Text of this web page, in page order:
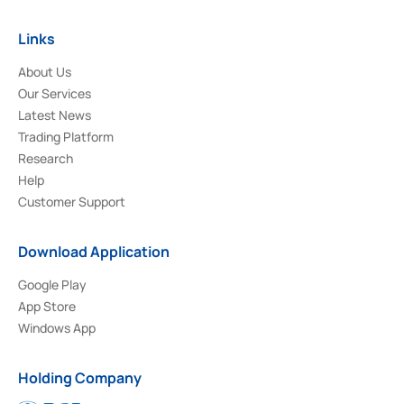
Links
About Us
Our Services
Latest News
Trading Platform
Research
Help
Customer Support
Download Application
Google Play
App Store
Windows App
Holding Company